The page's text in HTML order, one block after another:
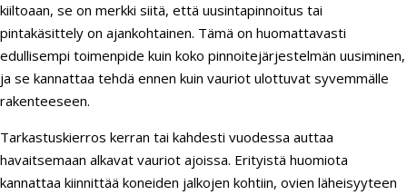
kiiltoaan, se on merkki siitä, että uusintapinnoitus tai
pintakäsittely on ajankohtainen. Tämä on huomattavasti
edullisempi toimenpide kuin koko pinnoitejärjestelmän uusiminen,
ja se kannattaa tehdä ennen kuin vauriot ulottuvat syvemmälle
rakenteeseen.
Tarkastuskierros kerran tai kahdesti vuodessa auttaa
havaitsemaan alkavat vauriot ajoissa. Erityistä huomiota
kannattaa kiinnittää koneiden jalkojen kohtiin, ovien läheisyyteen